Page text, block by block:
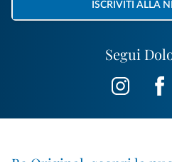
Segui
ISCRIVITI ALLA